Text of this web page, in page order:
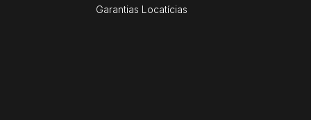
Garantias Locatícias